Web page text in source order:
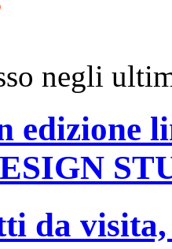
negli
edizione
da